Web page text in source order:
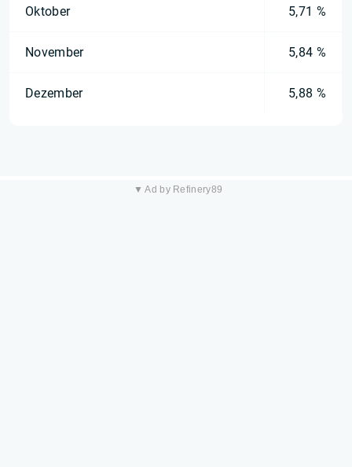
Oktober 5,71 %
November 5,84 %
Dezember 5,88 %
▼ Ad by Refinery89